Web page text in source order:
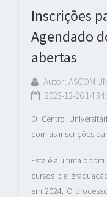
Inscrições
Agendado
abertas
Autor: ASCOM
2023-12-26
O Centro
com as inscrições
Esta é a última
cursos de
em 2024. O